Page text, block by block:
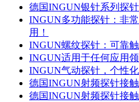
德国INGUN银针系列探针
INGUN多功能探针：非
用！
INGUN螺纹探针：可靠
INGUN适用于任何应用
INGUN气动探针，个性
德国INGUN射频探针接
德国INGUN射频探针接